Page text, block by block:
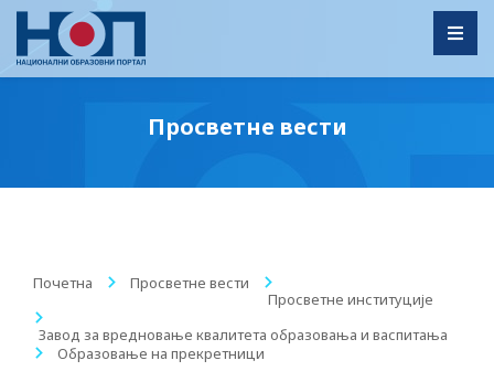
Просветне вести
Почетна / Просветне вести
/
Просветне институције
/
Завод за вредновање квалитета образовања и васпитања
/
Образовање на прекретници